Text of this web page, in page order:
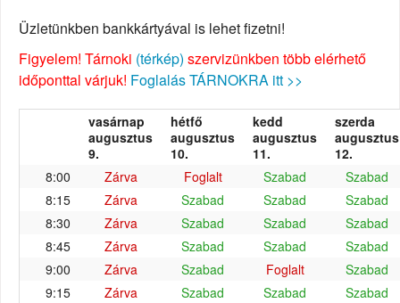
Üzletünkben bankkártyával is lehet fizetni!
Figyelem! Tárnoki (térkép) szervizünkben több elérhető
időponttal várjuk! Foglalás TÁRNOKRA itt >>
vasárnap
augusztus
9.
hétfő
augusztus
10.
kedd
augusztus
11.
szerda
augusztus
12.
8:00
Zárva Foglalt Szabad
Szabad
8:15
Zárva Szabad Szabad
Szabad
8:30
Zárva Szabad Szabad
Szabad
8:45
Zárva Szabad Szabad
Szabad
9:00
Zárva Szabad Foglalt
Szabad
9:15
Zárva Szabad Szabad
Szabad